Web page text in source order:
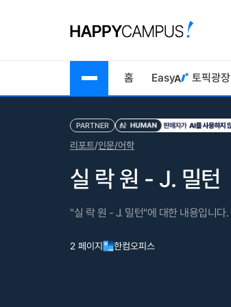
홈 Easy 토픽광장
PARTNER
리포트/인문/어학
실 락 원 - J. 밀턴
"실 락 원 - J. 밀턴"에 대한 내용입니다.
2 페이지 한컴오피스